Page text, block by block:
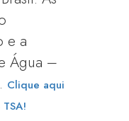
e a
Água –
Clique aqui